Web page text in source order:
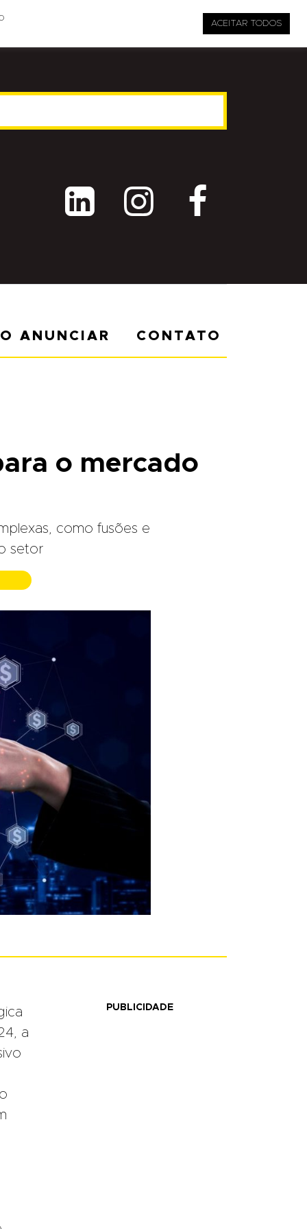
pauta@revistati.com.br



ANUNCIAR CONTATO
o mercado
como fusões e
setor
a
PUBLICIDADE
ACEITAR TODOS